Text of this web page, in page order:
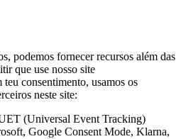
podemos fornecer recursos além das
que use nosso site
consentimento, usamos os
neste site:
(Universal Event Tracking)
Google Consent Mode, Klarna,